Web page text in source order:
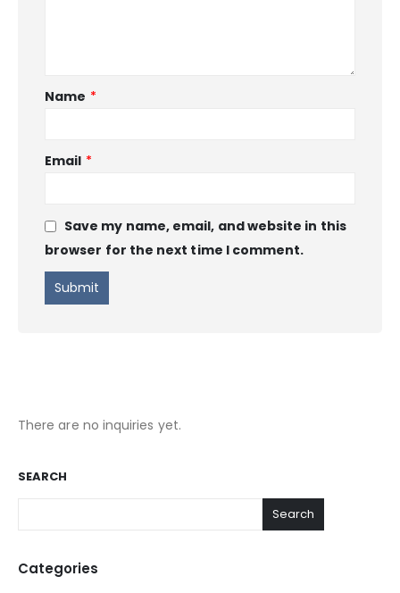
Name *
Email *
Save my name, email, and website in this
browser for the next time I comment.
There are no inquiries yet.
SEARCH
Search
Categories